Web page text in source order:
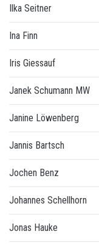
Ilka Seitner
Ina Finn
Iris Giessauf
Janek Schumann MW
Janine Löwenberg
Jannis Bartsch
Jochen Benz
Johannes Schellhorn
Jonas Hauke